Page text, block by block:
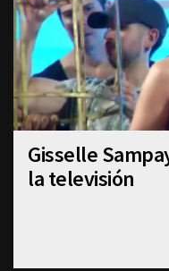
Gisselle
la televisión